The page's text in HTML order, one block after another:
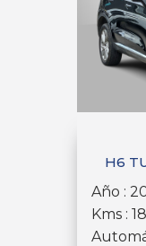
H6
Año :
Kms :